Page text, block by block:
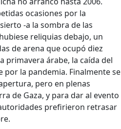
ocasiones por la
-a la sombra de las
reliquias debajo, un
de arena que ocupó diez
primavera árabe, la caída del
la pandemia. Finalmente se
pero en plenas
de Gaza, y para dar al evento
prefirieron retrasar